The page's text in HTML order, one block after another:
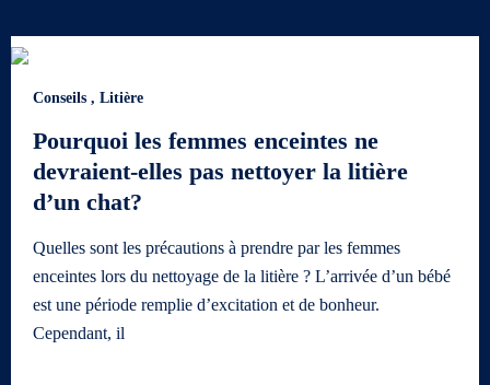
Conseils , Litière
Pourquoi les femmes enceintes ne
devraient-elles pas nettoyer la litière
d’un chat?
Quelles sont les précautions à prendre par les femmes
enceintes lors du nettoyage de la litière ? L’arrivée d’un bébé
est une période remplie d’excitation et de bonheur.
Cependant, il